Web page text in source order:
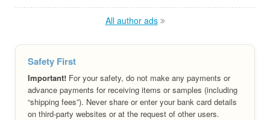
All author ads
Safety First
Important! For your safety, do not make any payments or
advance payments for receiving items or samples (including
“shipping fees”). Never share or enter your bank card details
on third-party websites or at the request of other users.